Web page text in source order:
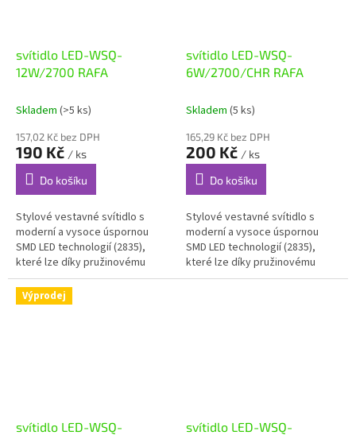
svítidlo LED-WSQ-
12W/2700 RAFA
Skladem (>5 ks)
157,02 Kč bez DPH
190 Kč / ks
Do košíku
Stylové vestavné svítidlo s
moderní a vysoce úspornou
SMD LED technologií (2835),
které lze díky pružinovému
úchytu snadno nainstalovat
např. do sádrokartonu, je
vyrobeno z...
svítidlo LED-WSQ-
6W/2700/CHR RAFA
Skladem (5 ks)
165,29 Kč bez DPH
200 Kč / ks
Do košíku
Stylové vestavné svítidlo s
moderní a vysoce úspornou
SMD LED technologií (2835),
které lze díky pružinovému
úchytu snadno nainstalovat
Výprodej
svítidlo LED-WSQ-
svítidlo LED-WSQ-